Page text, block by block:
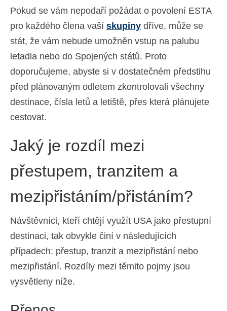
Pokud se vám nepodaří požádat o povolení ESTA
pro každého člena vaší skupiny dříve, může se
stát, že vám nebude umožněn vstup na palubu
letadla nebo do Spojených států. Proto
doporučujeme, abyste si v dostatečném předstihu
před plánovaným odletem zkontrolovali všechny
destinace, čísla letů a letiště, přes která plánujete
cestovat.
Jaký je rozdíl mezi
přestupem, tranzitem a
mezipřistáním/přistáním?
Návštěvníci, kteří chtějí využít USA jako přestupní
destinaci, tak obvykle činí v následujících
případech: přestup, tranzit a mezipřistání nebo
mezipřistání. Rozdíly mezi těmito pojmy jsou
vysvětleny níže.